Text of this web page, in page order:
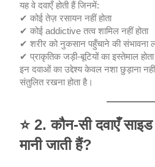
यह वे दवाएँ होती हैं जिनमें:
✔ कोई तेज़ रसायन नहीं होता
✔ कोई addictive तत्व शामिल नहीं होता
✔ शरीर को नुकसान पहुँचाने की संभावना
✔ प्राकृतिक जड़ी-बूटियों का इस्तेमाल
इन दवाओं का उद्देश्य केवल नशा छुड़ाना
संतुलित रखना होता है।
⭐2. कौन-सी दवाएँ
मानी जाती हैं?